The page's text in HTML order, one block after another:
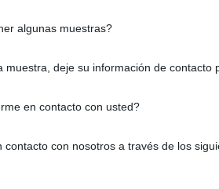
algunas muestras?
muestra, deje su información de
en contacto con usted?
contacto con nosotros a través de los